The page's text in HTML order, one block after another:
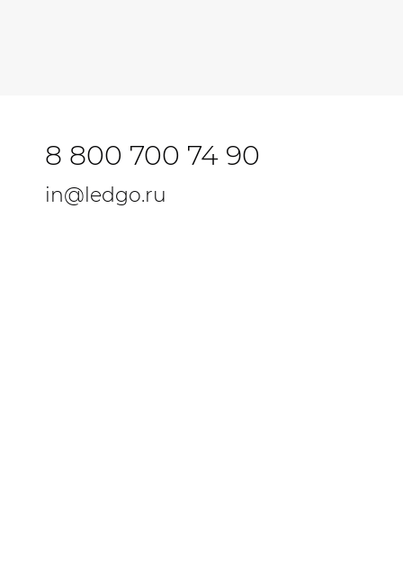
8 800 700 74 90
in@ledgo.ru